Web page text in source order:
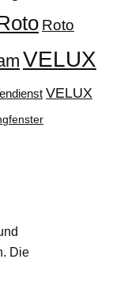
Roto
VELUX
VELUX
Die